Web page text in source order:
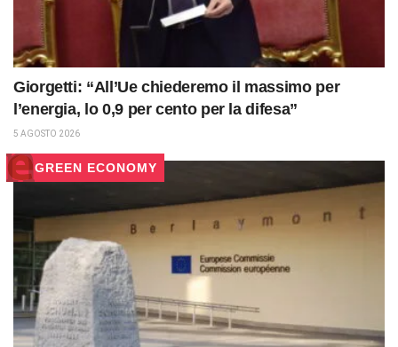
Giorgetti: “All’Ue chiederemo il massimo per
l’energia, lo 0,9 per cento per la difesa”
5 AGOSTO 2026
GREEN ECONOMY